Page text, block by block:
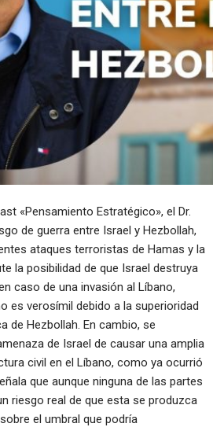
«Pensamiento Estratégico», el Dr.
de guerra entre Israel y Hezbollah,
ataques terroristas de Hamas y la
la posibilidad de que Israel destruya
caso de una invasión al Líbano,
es verosímil debido a la superioridad
de Hezbollah. En cambio, se
de Israel de causar una amplia
civil en el Líbano, como ya ocurrió
que aunque ninguna de las partes
riesgo real de que esta se produzca
el umbral que podría